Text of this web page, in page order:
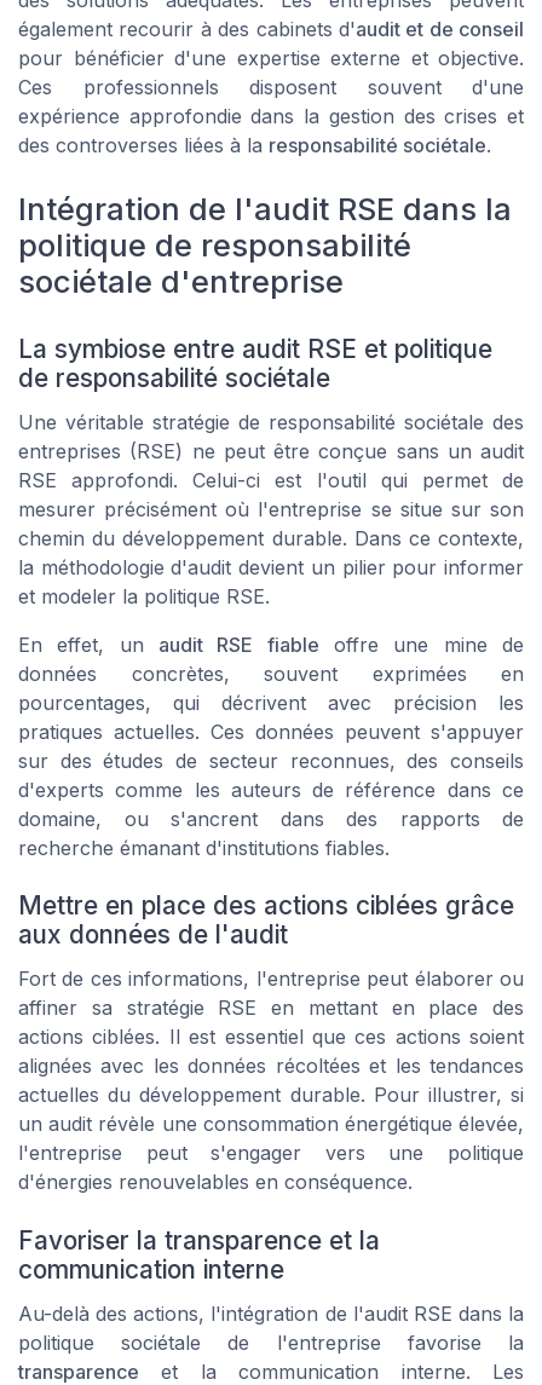
également recourir à des cabinets d'audit et de conseil
pour bénéficier d'une expertise externe et objective.
Ces professionnels disposent souvent d'une
expérience approfondie dans la gestion des crises et
des controverses liées à la responsabilité sociétale.
Intégration de l'audit RSE dans la
politique de responsabilité
sociétale d'entreprise
La symbiose entre audit RSE et politique
de responsabilité sociétale
Une véritable stratégie de responsabilité sociétale des
entreprises (RSE) ne peut être conçue sans un audit
RSE approfondi. Celui-ci est l'outil qui permet de
mesurer précisément où l'entreprise se situe sur son
chemin du développement durable. Dans ce contexte,
la méthodologie d'audit devient un pilier pour informer
et modeler la politique RSE.
En effet, un audit RSE fiable offre une mine de
données concrètes, souvent exprimées en
pourcentages, qui décrivent avec précision les
pratiques actuelles. Ces données peuvent s'appuyer
sur des études de secteur reconnues, des conseils
d'experts comme les auteurs de référence dans ce
domaine, ou s'ancrent dans des rapports de
recherche émanant d'institutions fiables.
Mettre en place des actions ciblées grâce
aux données de l'audit
Fort de ces informations, l'entreprise peut élaborer ou
affiner sa stratégie RSE en mettant en place des
actions ciblées. Il est essentiel que ces actions soient
alignées avec les données récoltées et les tendances
actuelles du développement durable. Pour illustrer, si
un audit révèle une consommation énergétique élevée,
l'entreprise peut s'engager vers une politique
d'énergies renouvelables en conséquence.
Favoriser la transparence et la
communication interne
Au-delà des actions, l'intégration de l'audit RSE dans la
politique sociétale de l'entreprise favorise la
transparence et la communication interne. Les